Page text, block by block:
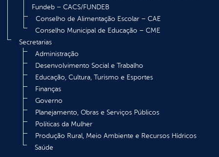
Fundeb – CACS/FUNDEB
Conselho de Alimentação Escolar – CAE
Conselho Municipal de Educação – CME
Secretarias
Administração
Desenvolvimento Social e Trabalho
Educação, Cultura, Turismo e Esportes
Finanças
Governo
Planejamento, Obras e Serviços Públicos
Políticas da Mulher
Produção Rural, Meio Ambiente e Recursos Hídricos
Saúde